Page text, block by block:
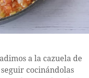
a la cazuela de
cocinándolas